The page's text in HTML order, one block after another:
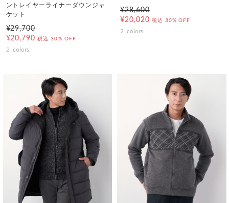
ントレイヤーライナーダウンジャ
ケット
¥29,700
¥20,790 税込 30% OFF
2 colors
¥28,600
¥20,020 税込 30% OFF
2 colors